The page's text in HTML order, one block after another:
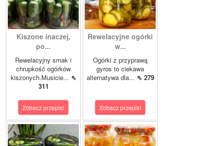
Kiszone inaczej,
po...
Rewelacyjny smak i
chrupkość ogórków
kiszonych.Musicie... ⇖
311
Zobacz przepis!
Rewelacyjne ogórki
w...
Ogórki z przyprawą
gyros to ciekawa
alternatywa dla... ⇖ 279
Zobacz przepis!